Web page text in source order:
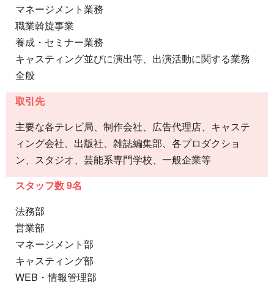
マネージメント業務
職業斡旋事業
養成・セミナー業務
キャスティング並びに演出等、出演活動に関する業務
全般
取引先
主要な各テレビ局、制作会社、広告代理店、キャステ
ィング会社、出版社、雑誌編集部、各プロダクショ
ン、スタジオ、芸能系専門学校、一般企業等
スタッフ数 9名
法務部
営業部
マネージメント部
キャスティング部
WEB・情報管理部